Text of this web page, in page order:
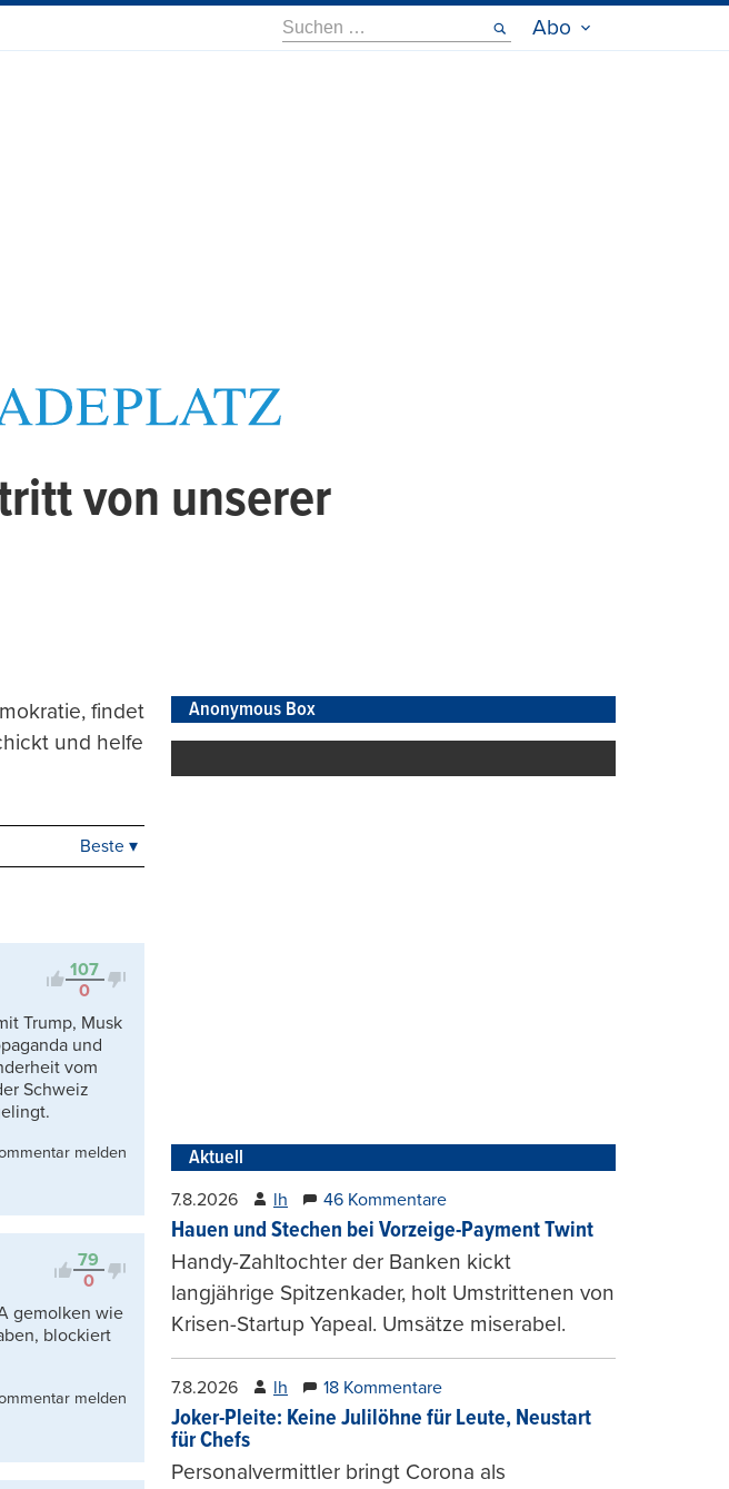
Suche
nach:
Abo
von unserer
findet
und helfe
Beste ▾
107
0
Trump, Musk
und
vom
Schweiz
melden
79
0
gemolken wie
blockiert
melden
Anonymous Box
Aktuell
7.8.2026 lh 46 Kommentare
Hauen und Stechen bei Vorzeige-Payment Twint
Handy-Zahltochter der Banken kickt
langjährige Spitzenkader, holt Umstrittenen von
Krisen-Startup Yapeal. Umsätze miserabel.
7.8.2026 lh 18 Kommentare
Joker-Pleite: Keine Julilöhne für Leute, Neustart
für Chefs
Personalvermittler bringt Corona als